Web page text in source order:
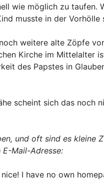
wie möglich zu taufen.
musste in der Vorhölle
weitere alte Zöpfe
Kirche im Mittelalter
des Papstes in
scheint sich das noch
und oft sind es kleine
Mail-Adresse:
I have no own